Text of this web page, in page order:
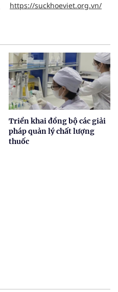
https://suckhoeviet.org.vn/
Triển khai đồng bộ các giải
pháp quản lý chất lượng
thuốc